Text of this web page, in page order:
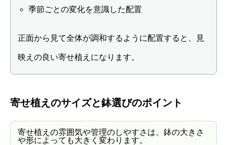
季節ごとの変化を意識した配置
正面から見て全体が調和するように配置すると、見
映えの良い寄せ植えになります。
寄せ植えのサイズと鉢選びのポイント
寄せ植えの雰囲気や管理のしやすさは、鉢の大きさ
や形によっても大きく変わります。